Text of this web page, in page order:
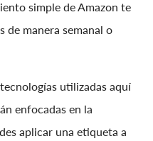
simple de Amazon te
de manera semanal o
utilizadas aquí
enfocadas en la
aplicar una etiqueta a